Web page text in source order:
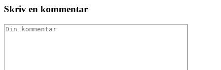
Skriv en kommentar